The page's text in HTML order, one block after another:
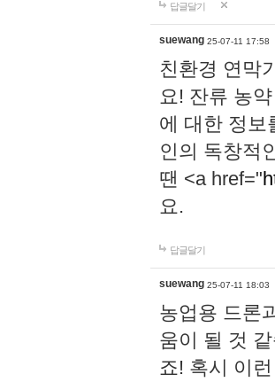
답글달기
suewang 25-07-11 17:58
친환경 연막
요! 잔류 농
에 대한 정보
인의 독창적
땐 <a href="
요.
답글달기
suewang 25-07-11 18:03
농업용 드론
움이 될 것
죠! 혹시 이